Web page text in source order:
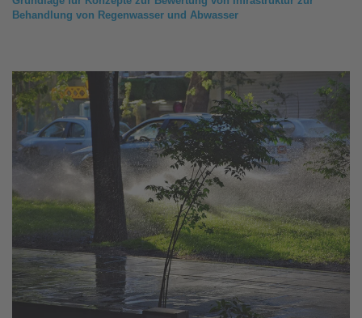
Behandlung von Regenwasser und Abwasser